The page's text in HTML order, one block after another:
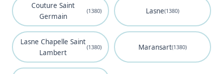
Couture Saint
Germain
(1380) Lasne(1380)
Lasne Chapelle Saint
Lambert
(1380) Maransart(1380)